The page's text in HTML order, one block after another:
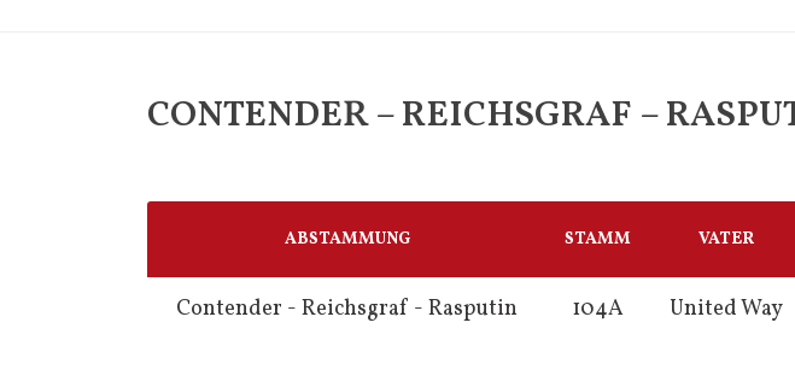
CONTENDER – REICHSGRAF –
ABSTAMMUNG STAMM VATER
Contender - Reichsgraf - Rasputin 104A United Way